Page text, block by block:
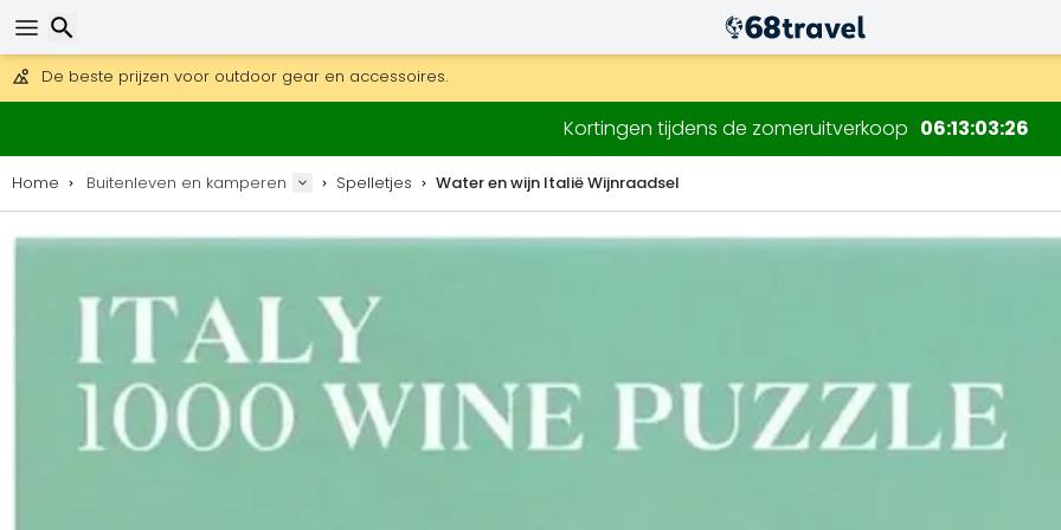
Gratis verzending bij bestellingen boven 169 €.
DHL Express is ook beschikbaar.
Kortingen tijdens de zomeruitverkoop 06130324
Home Buitenleven en kamperen Spelletjes Water en wijn Italië Wijnraadsel